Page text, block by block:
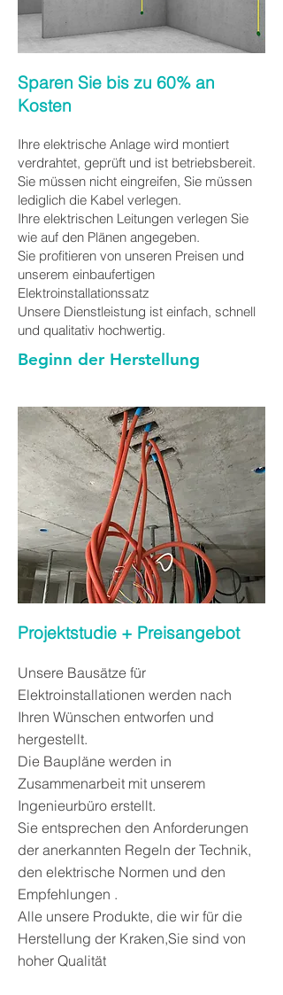
Sparen Sie bis zu 60% an
Kosten
Ihre elektrische Anlage wird montiert
verdrahtet, geprüft und ist betriebsbereit.
Sie müssen nicht eingreifen, Sie müssen
lediglich die Kabel verlegen.
Ihre elektrischen Leitungen verlegen Sie
wie auf den Plänen angegeben.
Sie profitieren von unseren Preisen und
unserem einbaufertigen
Elektroinstallationssatz
Unsere Dienstleistung ist einfach, schnell
und qualitativ hochwertig.
Beginn der Herstellung
Projektstudie + Preisangebot
Unsere Bausätze für
Elektroinstallationen werden nach
Ihren Wünschen entworfen und
hergestellt.
Die Baupläne werden in
Zusammenarbeit mit unserem
Ingenieurbüro erstellt.
Sie entsprechen den Anforderungen
der anerkannten Regeln der Technik,
den elektrische Normen und den
Empfehlungen .
Alle unsere Produkte, die wir für die
Herstellung der Kraken,Sie sind von
hoher Qualität